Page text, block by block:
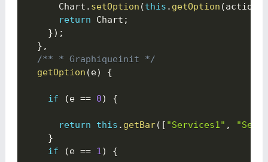
      Chart
. setOption (this . getOption (action
return Chart ;
}) ;
} ,
/** * Graphiqueinit */
getOption (e) {
if (e == 0) {
return this . getBar( [ "Services1" ,
}
if
(e == 1) {